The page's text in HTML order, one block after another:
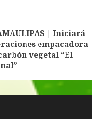
| Iniciará
empacadora
vegetal “El